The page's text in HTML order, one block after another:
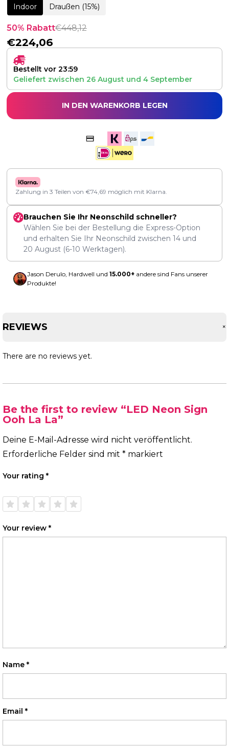
Indoor Draußen (15%)
50% Rabatt€448,12
€224,06
Bestellt vor 23:59
Geliefert zwischen 26 August und 4 September
IN DEN WARENKORB LEGEN
Zahlung in 3 Teilen von €74,69 möglich mit Klarna.
Brauchen Sie Ihr Neonschild schneller?
Wählen Sie bei der Bestellung die Express-Option
und erhalten Sie Ihr Neonschild zwischen 14 und
20 August (6-10 Werktagen).
Jason Derulo, Hardwell und 15.000+ andere sind Fans unserer
Produkte!
REVIEWS +
There are no reviews yet.
Be the first to review “LED Neon Sign
Ooh La La”
Deine E-Mail-Adresse wird nicht veröffentlicht.
Erforderliche Felder sind mit * markiert
Your rating *
Your review *
Name *
Email *